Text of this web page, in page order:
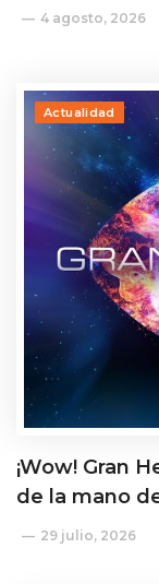
4 agosto, 2026
Actualidad
¡Wow! Gran
de la mano
29 julio, 2026